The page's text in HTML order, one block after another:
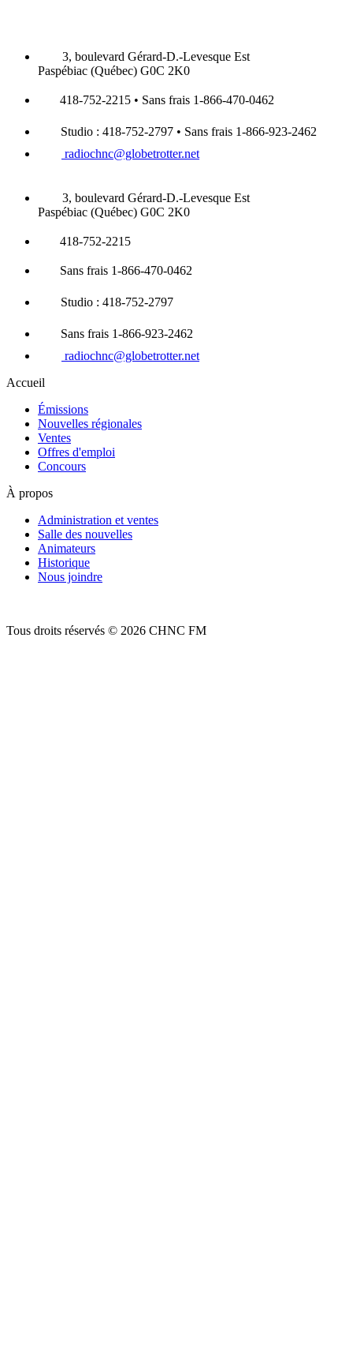
3, boulevard Gérard-D.-Levesque Est
Paspébiac (Québec) G0C 2K0
418-752-2215 • Sans frais 1-866-470-0462
Studio : 418-752-2797 • Sans frais 1-866-923-2462
radiochnc@globetrotter.net
3, boulevard Gérard-D.-Levesque Est
Paspébiac (Québec) G0C 2K0
418-752-2215
Sans frais 1-866-470-0462
Studio : 418-752-2797
Sans frais 1-866-923-2462
radiochnc@globetrotter.net
Accueil
Émissions
Nouvelles régionales
Ventes
Offres d'emploi
Concours
À propos
Administration et ventes
Salle des nouvelles
Animateurs
Historique
Nous joindre
Tous droits réservés © 2026 CHNC FM